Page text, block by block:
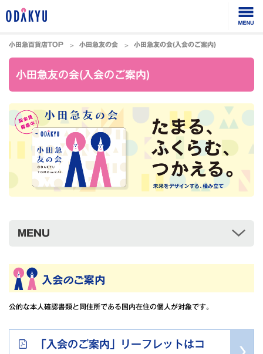
小田急百貨店TOP 小田急友の会 小田急友の会(入会のご案内)
小田急友の会(入会のご案内)
MENU
公的な本人確認書類と同住所である国内在住の個人が対象です。
「入会のご案内」リーフレットはコ